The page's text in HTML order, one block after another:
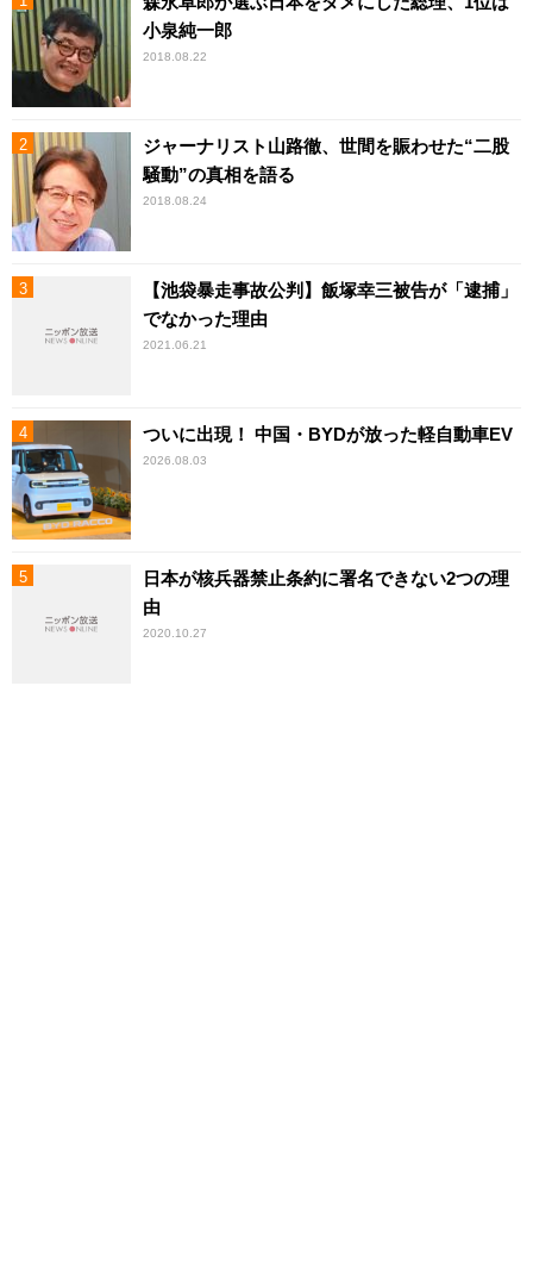
小泉純一郎
2018.08.22
ジャーナリスト山路徹、世間を賑わせた“二股
騒動”の真相を語る
2018.08.24
【池袋暴走事故公判】飯塚幸三被告が「逮捕」
でなかった理由
2021.06.21
ついに出現！ 中国・BYDが放った軽自動車EV
2026.08.03
日本が核兵器禁止条約に署名できない2つの理
由
2020.10.27